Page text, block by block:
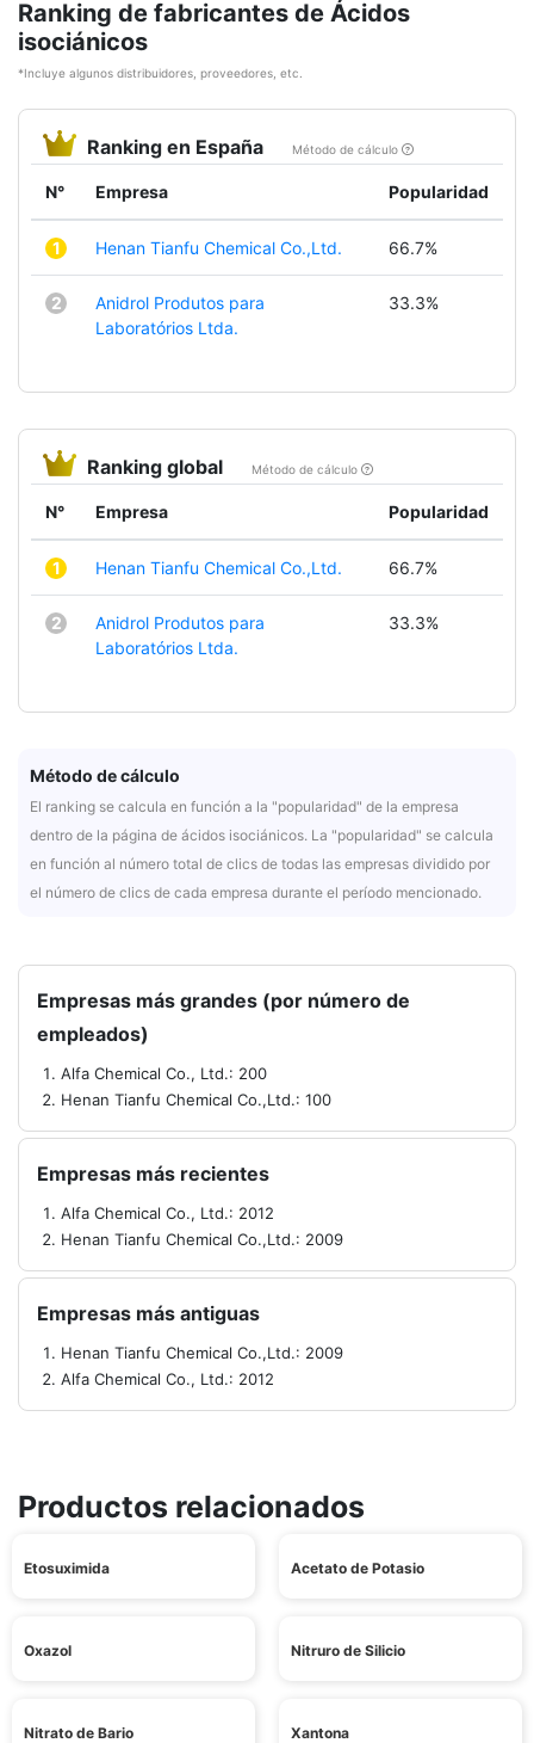
Ranking de fabricantes de Ácidos
isociánicos
*Incluye algunos distribuidores, proveedores, etc.
Ranking en España Método de cálculo
N° Empresa Popularidad
1 Henan Tianfu Chemical Co.,Ltd. 66.7%
2
Anidrol Produtos para
Laboratórios Ltda.
33.3%
Ranking global Método de cálculo
N° Empresa Popularidad
1 Henan Tianfu Chemical Co.,Ltd. 66.7%
2
Anidrol Produtos para
Laboratórios Ltda.
33.3%
Método de cálculo
El ranking se calcula en función a la "popularidad" de la empresa
dentro de la página de ácidos isociánicos. La "popularidad" se calcula
en función al número total de clics de todas las empresas dividido por
el número de clics de cada empresa durante el período mencionado.
Empresas más grandes (por número de
empleados)
Alfa Chemical Co., Ltd.: 200
Henan Tianfu Chemical Co.,Ltd.: 100
Empresas más recientes
Alfa Chemical Co., Ltd.: 2012
Henan Tianfu Chemical Co.,Ltd.: 2009
Empresas más antiguas
Henan Tianfu Chemical Co.,Ltd.: 2009
Alfa Chemical Co., Ltd.: 2012
Productos relacionados
Etosuximida Acetato de Potasio
Oxazol Nitruro de Silicio
Nitrato de Bario Xantona